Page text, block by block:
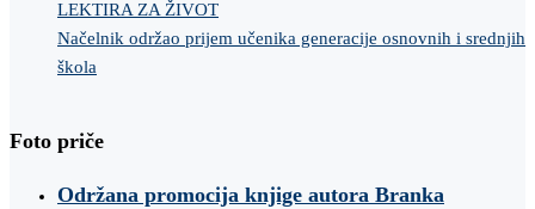
LEKTIRA ZA ŽIVOT
Načelnik održao prijem učenika generacije osnovnih i srednjih
škola
Foto priče
Održana promocija knjige autora Branka